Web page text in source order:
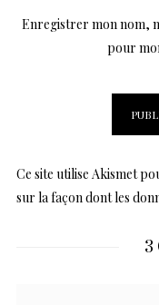
Enregistrer mon nom,
pour
Ce site utilise Akismet
sur la façon dont les
3